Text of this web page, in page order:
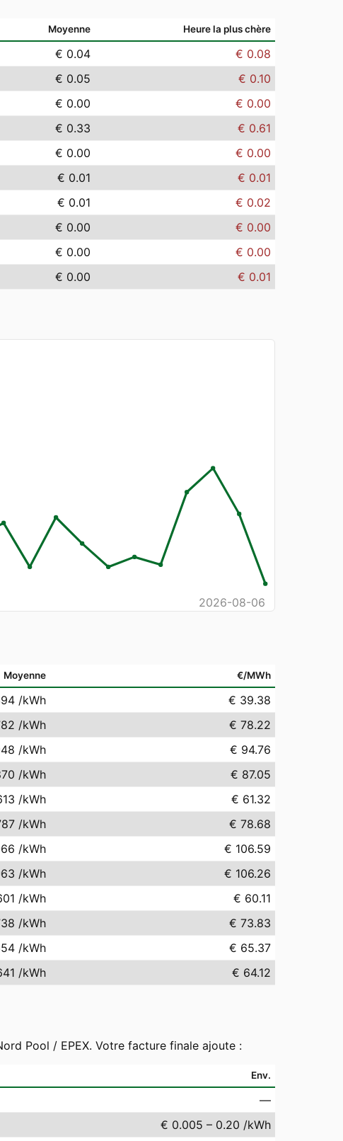
Moyenne Heure la plus chère
€ 0.04
€ 0.08
€ 0.05
€ 0.10
€ 0.00
€ 0.00
€ 0.33
€ 0.61
€ 0.00
€ 0.00
€ 0.01
€ 0.01
€ 0.01
€ 0.02
€ 0.00
€ 0.00
€ 0.00
€ 0.00
€ 0.00 € 0.01
2026-08-06
Moyenne €/MWh
/kWh
€ 39.38
/kWh
€ 78.22
/kWh
€ 94.76
/kWh
€ 87.05
/kWh
€ 61.32
/kWh
€ 78.68
/kWh
€ 106.59
/kWh
€ 106.26
/kWh
€ 60.11
/kWh
€ 73.83
/kWh
€ 65.37
/kWh € 64.12
Pool / EPEX. Votre facture finale ajoute :
Env.
—
€ 0.005 – 0.20 /kWh